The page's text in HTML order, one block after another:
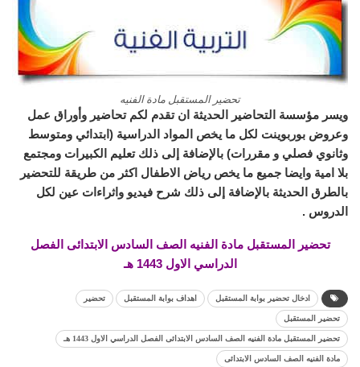
تحضير المستقبل مادة الفنيه
ويسر مؤسسة التحاضير الحديثة ان تقدم لكم تحاضير وأوراق عمل
وعروض بوربوينت لكل ما يخص المواد الدراسية (ابتدائي ومتوسط
وثانوي فصلي و مقررات) بالإضافة إلى ذلك تعليم الكبيرات ومجتمع
بلا امية وايضا جميع ما يخص رياض الاطفال اكثر من طريقة للتحضير
بالطرق الحديثة بالإضافة إلى ذلك شرح فيديو واثراءات عين لكل
الدروس .
تحضير المستقبل مادة الفنيه الصف السادس الابتدائى الفصل
الدراسي الاول 1443 هـ
ادخال تحضير بوابة المستقبل اهداف بوابة المستقبل تحضير
تحضير المستقبل
تحضير المستقبل مادة الفنيه الصف السادس الابتدائى الفصل الدراسي الاول 1443 هـ
مادة الفنيه الصف السادس الابتدائى